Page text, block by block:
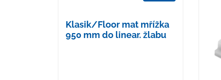
Klasik/Floor mat mřížka
950 mm do linear. žlabu